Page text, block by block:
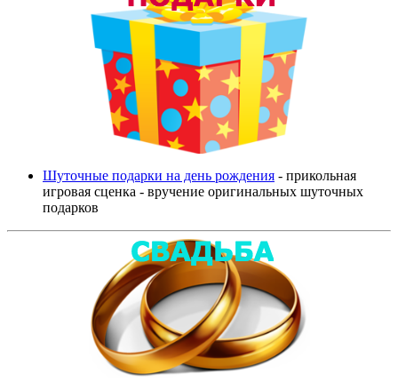
Шуточные подарки на день рождения - прикольная
игровая сценка - вручение оригинальных шуточных
подарков